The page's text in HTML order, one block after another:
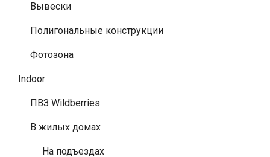
Вывески
Полигональные конструкции
Фотозона
Indoor
ПВЗ Wildberries
В жилых домах
На подъездах